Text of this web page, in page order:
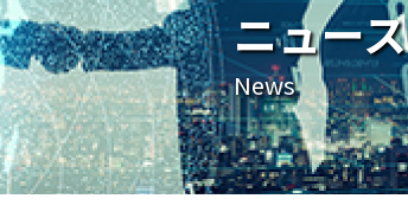
ニュース
News